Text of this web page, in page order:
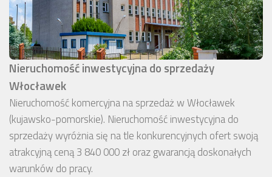
Nieruchomość inwestycyjna do sprzedaży
Włocławek
Nieruchomość komercyjna na sprzedaż w Włocławek
(kujawsko-pomorskie). Nieruchomość inwestycyjna do
sprzedaży wyróżnia się na tle konkurencyjnych ofert swoją
atrakcyjną ceną 3 840 000 zł oraz gwarancją doskonałych
warunków do pracy.